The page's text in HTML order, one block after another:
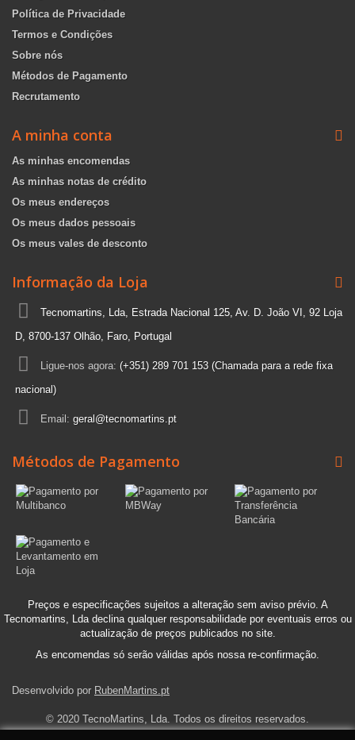
Política de Privacidade
Termos e Condições
Sobre nós
Métodos de Pagamento
Recrutamento
A minha conta
As minhas encomendas
As minhas notas de crédito
Os meus endereços
Os meus dados pessoais
Os meus vales de desconto
Informação da Loja
Tecnomartins, Lda, Estrada Nacional 125, Av. D. João VI, 92 Loja
D, 8700-137 Olhão, Faro, Portugal
Ligue-nos agora: (+351) 289 701 153 (Chamada para a rede fixa
nacional)
Email: geral@tecnomartins.pt
Métodos de Pagamento
Preços e especificações sujeitos a alteração sem aviso prévio. A
Tecnomartins, Lda declina qualquer responsabilidade por eventuais erros ou
actualização de preços publicados no site.
As encomendas só serão válidas após nossa re-confirmação.
Desenvolvido por RubenMartins.pt
© 2020 TecnoMartins, Lda. Todos os direitos reservados.